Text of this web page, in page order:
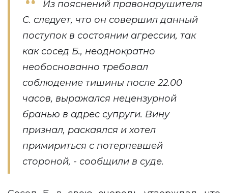
Из пояснений правонарушителя
С. следует, что он совершил данный
поступок в состоянии агрессии, так
как сосед Б., неоднократно
необоснованно требовал
соблюдение тишины после 22.00
часов, выражался нецензурной
бранью в адрес супруги. Вину
признал, раскаялся и хотел
примириться с потерпевшей
стороной, - сообщили в суде.